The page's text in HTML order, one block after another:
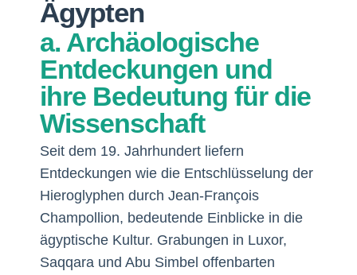
Ägypten
a. Archäologische
Entdeckungen und
ihre Bedeutung für die
Wissenschaft
Seit dem 19. Jahrhundert liefern
Entdeckungen wie die Entschlüsselung der
Hieroglyphen durch Jean-François
Champollion, bedeutende Einblicke in die
ägyptische Kultur. Grabungen in Luxor,
Saqqara und Abu Simbel offenbarten